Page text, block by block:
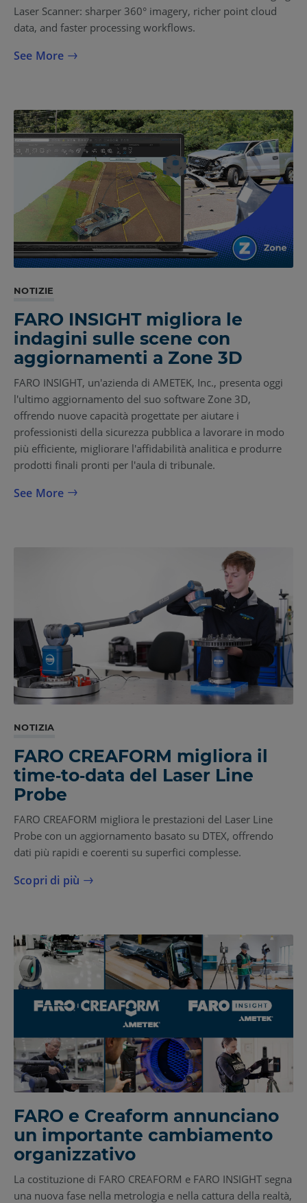
Laser Scanner: sharper 360° imagery, richer point cloud
data, and faster processing workflows.
See More
NOTIZIE
FARO INSIGHT migliora le
indagini sulle scene con
aggiornamenti a Zone 3D
FARO INSIGHT, un'azienda di AMETEK, Inc., presenta oggi
l'ultimo aggiornamento del suo software Zone 3D,
offrendo nuove capacità progettate per aiutare i
professionisti della sicurezza pubblica a lavorare in modo
più efficiente, migliorare l'affidabilità analitica e produrre
prodotti finali pronti per l'aula di tribunale.
See More
NOTIZIA
FARO CREAFORM migliora il
time‑to‑data del Laser Line
Probe
FARO CREAFORM migliora le prestazioni del Laser Line
Probe con un aggiornamento basato su DTEX, offrendo
dati più rapidi e coerenti su superfici complesse.
Scopri di più
FARO e Creaform annunciano
un importante cambiamento
organizzativo
La costituzione di FARO CREAFORM e FARO INSIGHT segna
una nuova fase nella metrologia e nella cattura della realtà,